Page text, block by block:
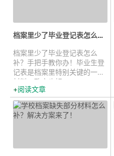
档案里少了毕业登记表怎么补？手把...
档案里少了毕业登记表怎么
补？手把手教你办！毕业生登
记表是档案里特别关键的一份
材料，政审也好、...
阅读文章